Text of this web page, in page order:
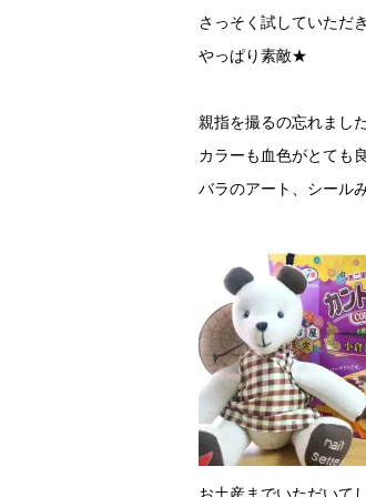
さっそく試していただ
やっぱり素敵★
親指を撮るの忘れまし
カラーも血色がとても
バラのアート、シール